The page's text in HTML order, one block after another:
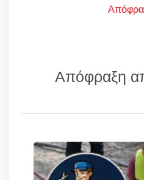
Απόφραξη